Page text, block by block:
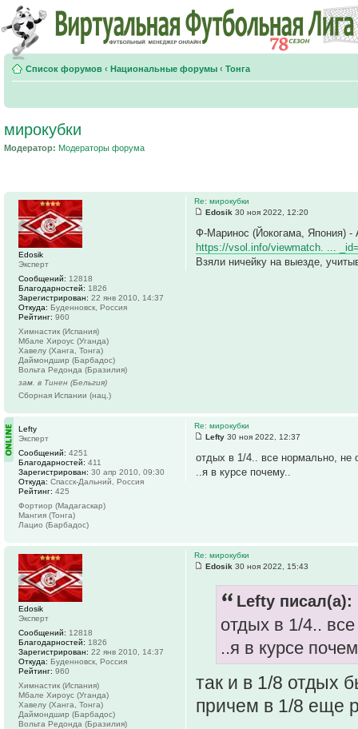
Список форумов ‹ Национальные форумы ‹ Тонга
мирокубки
Модератор: Модераторы форума
Re: мирокубки
Edosik 30 ноя 2022, 12:20
Ф-Маринос (Йокогама, Япония)
https://vsol.info/viewmatch. ...
Взяли ничейку на выезде,
Edosik
Эксперт
Сообщений: 12818
Благодарностей: 1826
Зарегистрирован: 22 янв 2010, 14:37
Откуда: Буденновск, Россия
Рейтинг: 960
Химнастик (Испания)
Мбале Хироус (Уганда)
Хавелу (Ханга, Тонга)
Даймондшир (Барбадос)
Вольта Редонда (Бразилия)
зам. в Тинен (Бельгия)
Сборная Испании (нац.)
Re: мирокубки
Lefty 30 ноя 2022, 12:37
отдых в 1/4.. все нормально, не
..я в курсе почему..
Lefty
Эксперт
Сообщений: 4251
Благодарностей: 411
Зарегистрирован: 30 апр 2010, 09:30
Откуда: Спасск-Дальний, Россия
Рейтинг: 425
Фортиор (Мадагаскар)
Мангия (Тонга)
Лацио (Барбадос)
Re: мирокубки
Edosik 30 ноя 2022, 15:43
Lefty писал(а):
отдых в 1/4..
..я в курсе
так и в 1/8 отдых
причем в 1/8 еще
Edosik
Эксперт
Сообщений: 12818
Благодарностей: 1826
Зарегистрирован: 22 янв 2010, 14:37
Откуда: Буденновск, Россия
Рейтинг: 960
Химнастик (Испания)
Мбале Хироус (Уганда)
Хавелу (Ханга, Тонга)
Даймондшир (Барбадос)
Вольта Редонда (Бразилия)